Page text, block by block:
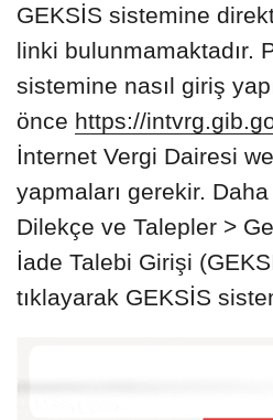
GEKSİS sistemine
linki bulunmamaktadır.
sistemine nasıl giriş
önce https://
İnternet Vergi Dairesi
yapmaları gerekir.
Dilekçe ve Talepler >
İade Talebi Girişi
tıklayarak GEKSİS